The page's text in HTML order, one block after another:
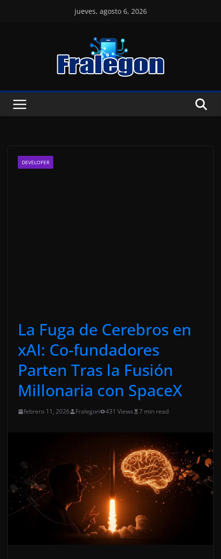
jueves, agosto 6, 2026
DEVELOPER
La Fuga de Cerebros en
xAI: Co-fundadores
Parten Tras la Fusión
Millonaria con SpaceX
febrero 11, 2026 Fralegon 431 Views 7 min read